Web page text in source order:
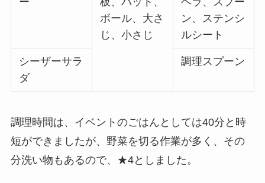
ボール、大さ
じ、小さじ
ン、ステンシ
ルシート
シーザーサラ
ダ
調理スプーン
調理時間は、イベントのごはんとしては40分と時
短ができましたが、野菜を切る作業が多く、その
分洗い物もあるので、★4としました。